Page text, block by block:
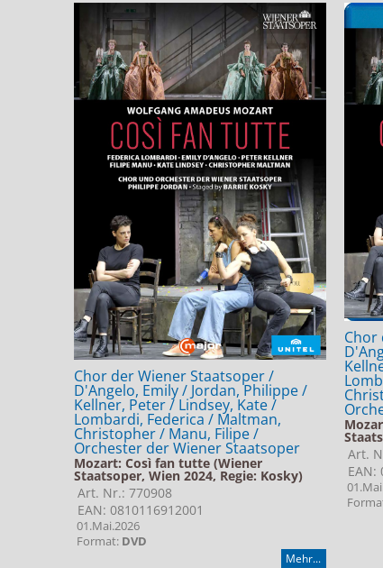
Chor der Wiener Staatsoper /
D'Angelo, Emily / Jordan, Philippe /
Kellner, Peter / Lindsey, Kate /
Lombardi, Federica / Maltman,
Christopher / Manu, Filipe /
Orchester der Wiener Staatsoper
Mozart: Così fan tutte (Wiener
Staatsoper, Wien 2024, Regie: Kosky)
Art. Nr.: 770908
EAN: 0810116912001
01.Mai.2026
Format: DVD
Mehr...
Chor
Art.
EAN: